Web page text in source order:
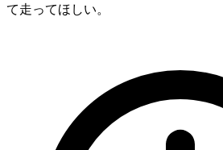
て走ってほしい。